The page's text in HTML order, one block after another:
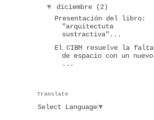
▼ diciembre
(2)
Presentación del libro:
"arquitectuta
sustractiva"...
El CIBM resuelve la falta
de espacio con un nuevo
...
Translate
Select Language▼